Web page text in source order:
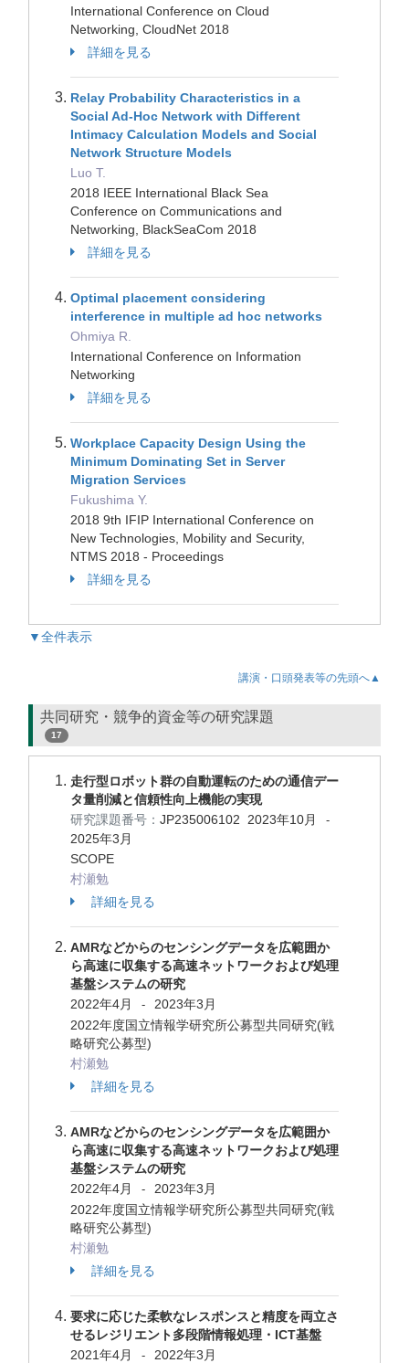
International Conference on Cloud
Networking, CloudNet 2018
詳細を見る
Relay Probability Characteristics in a
Social Ad-Hoc Network with Different
Intimacy Calculation Models and Social
Network Structure Models
Luo T.
2018 IEEE International Black Sea
Conference on Communications and
Networking, BlackSeaCom 2018
詳細を見る
Optimal placement considering
interference in multiple ad hoc networks
Ohmiya R.
International Conference on Information
Networking
詳細を見る
Workplace Capacity Design Using the
Minimum Dominating Set in Server
Migration Services
Fukushima Y.
2018 9th IFIP International Conference on
New Technologies, Mobility and Security,
NTMS 2018 - Proceedings
詳細を見る
▼全件表示
講演・口頭発表等の先頭へ▲
共同研究・競争的資金等の研究課題
17
走行型ロボット群の自動運転のための通信デー
タ量削減と信頼性向上機能の実現
研究課題番号： JP235006102 2023年10月 -
2025年3月
SCOPE
村瀬勉
詳細を見る
AMRなどからのセンシングデータを広範囲か
ら高速に収集する高速ネットワークおよび処理
基盤システムの研究
2022年4月
-
2023年3月
2022年度国立情報学研究所公募型共同研究(戦
略研究公募型)
村瀬勉
詳細を見る
AMRなどからのセンシングデータを広範囲か
ら高速に収集する高速ネットワークおよび処理
基盤システムの研究
2022年4月
-
2023年3月
2022年度国立情報学研究所公募型共同研究(戦
略研究公募型)
村瀬勉
詳細を見る
要求に応じた柔軟なレスポンスと精度を両立さ
せるレジリエント多段階情報処理・ICT基盤
2021年4月
-
2022年3月